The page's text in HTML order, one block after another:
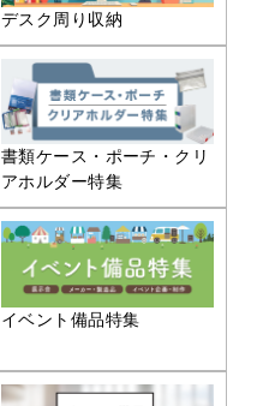
デスク周り収納
書類ケース・ポーチ・クリ
アホルダー特集
イベント備品特集